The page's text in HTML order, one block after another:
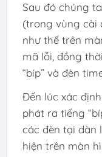
Sau đó chúng
(trong vùng cài
như thế trên
mã lỗi, đồng
“bíp” và đèn
Đến lúc xác
phát ra tiếng
các đèn tại dàn
hiện trên màn